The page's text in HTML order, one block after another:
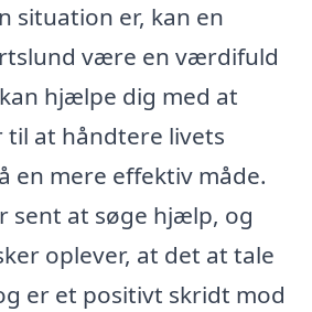
situation er, kan en
være en værdifuld
hjælpe dig med at
at håndtere livets
en mere effektiv måde.
sent at søge hjælp, og
oplever, at det at tale
er et positivt skridt mod